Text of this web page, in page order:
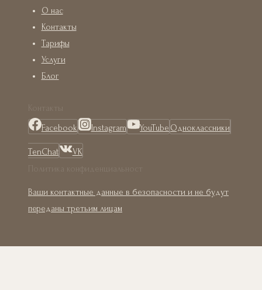
О нас
Контакты
Тарифы
Услуги
Блог
Контакты
Facebook
Instagram YouTube Одноклассники
TenChat
VK
Политика конфиденциальност
Ваши контактные данные в безопасности и не будут
переданы третьим лицам